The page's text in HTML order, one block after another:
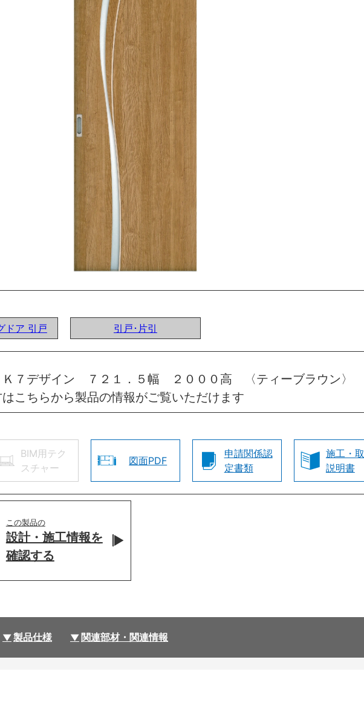
ドア 引戸 引戸･片引
デザイン ７２１．５幅 ２０００高 〈ティーブラウン
こちらから製品の情報がご覧いただけます
BIM用テク
スチャー
図面PDF
申請関係認
定書類
施工・
説明書
この製品の
設計・施工情報を
確認する
製品仕様 関連部材・関連情報